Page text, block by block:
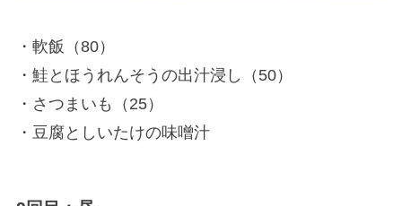
・軟飯（80）
・鮭とほうれんそうの出汁浸し（50）
・さつまいも（25）
・豆腐としいたけの味噌汁